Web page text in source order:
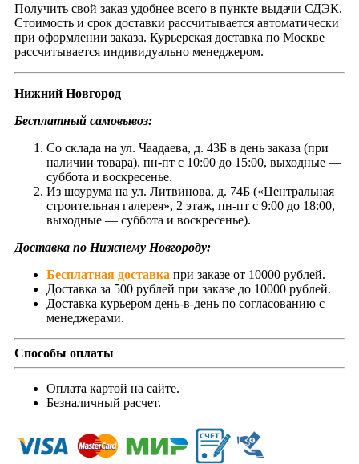
Получить свой заказ удобнее всего в пункте выдачи СДЭК.
Стоимость и срок доставки рассчитывается автоматически
при оформлении заказа. Курьерская доставка по Москве
рассчитывается индивидуально менеджером.
Нижний Новгород
Бесплатный самовывоз:
Со склада на ул. Чаадаева, д. 43Б в день заказа (при
наличии товара). пн-пт с 10:00 до 15:00, выходные —
суббота и воскресенье.
Из шоурума на ул. Литвинова, д. 74Б («Центральная
строительная галерея», 2 этаж, пн-пт с 9:00 до 18:00,
выходные — суббота и воскресенье).
Доставка по Нижнему Новгороду:
Бесплатная доставка при заказе от 10000 рублей.
Доставка за 500 рублей при заказе до 10000 рублей.
Доставка курьером день-в-день по согласованию с
менеджерами.
Способы оплаты
Оплата картой на сайте.
Безналичный расчет.